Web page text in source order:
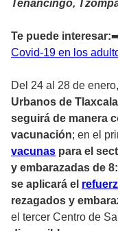
Tenancingo,
Te puede interesar:
Covid-19 en los
Del 24 al 28 de enero,
Urbanos de
seguirá de manera
vacunación; en el
vacunas para el
y embarazadas de
se aplicará el
rezagados y
el tercer Centro de